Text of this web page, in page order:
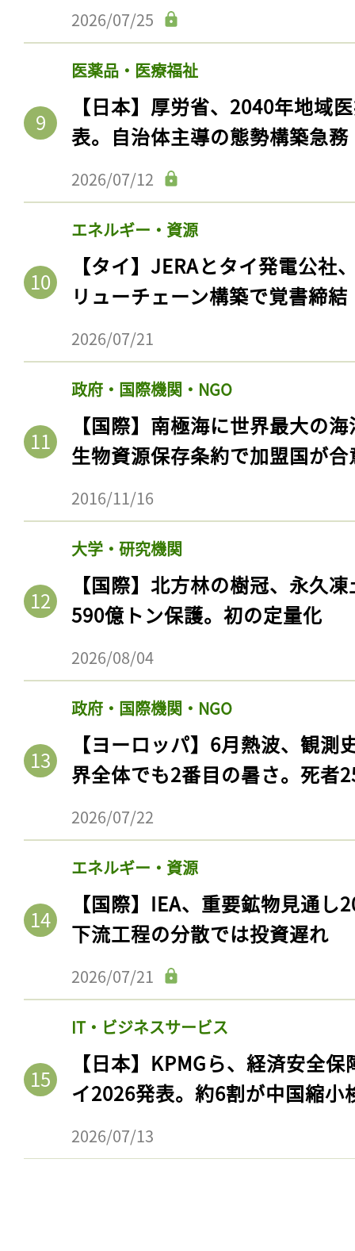
2026/07/25
医薬品・医療福祉
【日本】厚労省、2040年地域
表。自治体主導の態勢構築急務
2026/07/12
エネルギー・資源
【タイ】JERAとタイ発電公社
リューチェーン構築で覚書締結
2026/07/21
政府・国際機関・NGO
【国際】南極海に世界最大の
生物資源保存条約で加盟国が合
2016/11/16
大学・研究機関
【国際】北方林の樹冠、永久
590億トン保護。初の定量化
2026/08/04
政府・国際機関・NGO
【ヨーロッパ】6月熱波、観
界全体でも2番目の暑さ。死者
2026/07/22
エネルギー・資源
【国際】IEA、重要鉱物見通
下流工程の分散では投資遅れ
2026/07/21
IT・ビジネスサービス
【日本】KPMGら、経済安全
イ2026発表。約6割が中国縮小
2026/07/13
記事をお気に入りに
ログインが必
ログイン